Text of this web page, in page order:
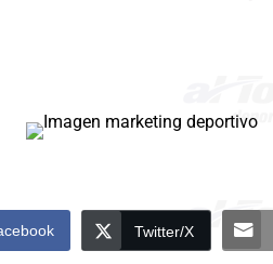
Twitter/X